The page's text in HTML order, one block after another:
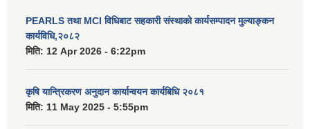
PEARLS तथा MCI विधिबाट सहकारी संस्थाको कार्यसम्पादन मुल्याङ्कन
कार्यविधि,२०८२
मिति: 12 Apr 2026 - 6:22pm
कृषि यान्त्रिकरण अनुदान कार्यान्वयन कार्यबिधि २०८१
मिति: 11 May 2025 - 5:55pm